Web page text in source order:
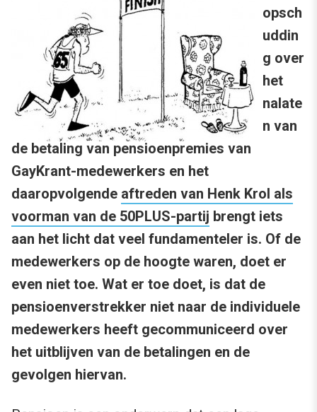
opsch
uddin
g over
het
nalate
n van
de betaling van pensioenpremies van
GayKrant-medewerkers en het
daaropvolgende aftreden van Henk Krol als
voorman van de 50PLUS-partij brengt iets
aan het licht dat veel fundamenteler is. Of de
medewerkers op de hoogte waren, doet er
even niet toe. Wat er toe doet, is dat de
pensioenverstrekker niet naar de individuele
medewerkers heeft gecommuniceerd over
het uitblijven van de betalingen en de
gevolgen hiervan.